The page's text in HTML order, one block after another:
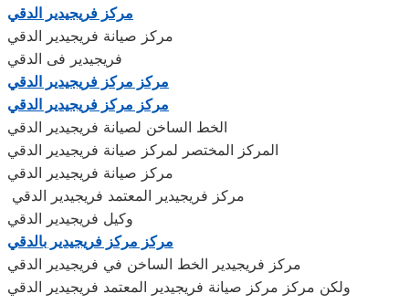
مركز فريجيدير الدقي
مركز صيانة فريجيدير الدقي
فريجيدير فى الدقي
مركز مركز فريجيدير الدقي
مركز مركز فريجيدير الدقي
الخط الساخن لصيانة فريجيدير الدقي
المركز المختصر لمركز صيانة فريجيدير الدقي
مركز صيانة فريجيدير الدقي
مركز فريجيدير المعتمد فريجيدير الدقي
وكيل فريجيدير الدقي
مركز مركز فريجيدير بالدقي
مركز فريجيدير الخط الساخن في فريجيدير الدقي
ولكن مركز مركز صيانة فريجيدير المعتمد فريجيدير الدقي